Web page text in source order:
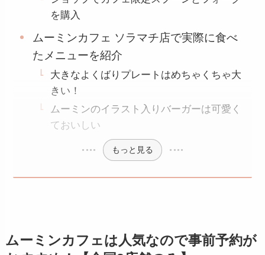
を購入
ムーミンカフェ ソラマチ店で実際に食べ
たメニューを紹介
大きなよくばりプレートはめちゃくちゃ大
きい！
ムーミンのイラスト入りバーガーは可愛く
ておいしい
もっと見る
ムーミンカフェは人気なので事前予約が